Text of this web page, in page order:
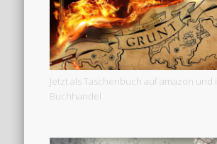
Jetzt als Taschenbuch auf amazon und
Buchhandel